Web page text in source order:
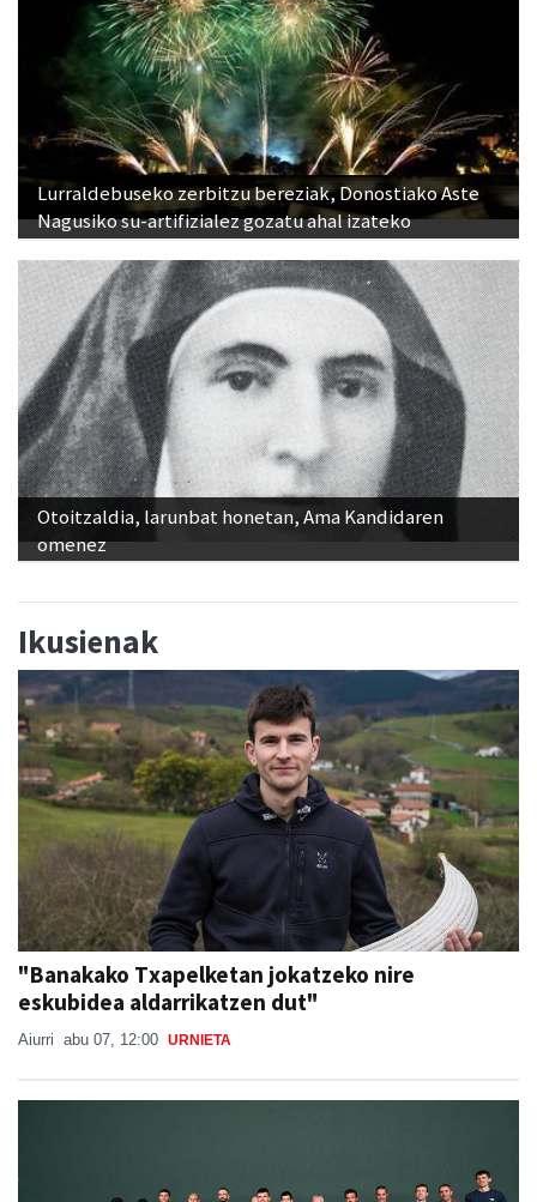
Lurraldebuseko zerbitzu bereziak, Donostiako Aste
Nagusiko su-artifizialez gozatu ahal izateko
Otoitzaldia, larunbat honetan, Ama Kandidaren
omenez
Ikusienak
"Banakako Txapelketan jokatzeko nire
eskubidea aldarrikatzen dut"
Aiurri abu 07, 12:00 URNIETA